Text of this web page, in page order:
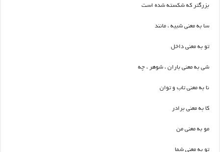
بزرگتر که شکسته شده است
سا به معنی شبیه ، مانند
تو به معنی داخل
شی به معنی باران ، شوهر ، چه
نا به معنی تاب و توان
کا به معنی برادر
مو به معنی من
تو به معنی شما